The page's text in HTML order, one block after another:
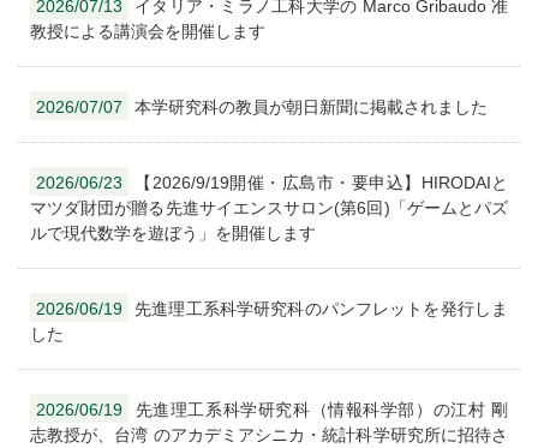
2026/07/13
イタリア・ミラノ工科大学の Marco Gribaudo 准
教授による講演会を開催します
2026/07/07 本学研究科の教員が朝日新聞に掲載されました
2026/06/23
【2026/9/19開催・広島市・要申込】HIRODAIと
マツダ財団が贈る先進サイエンスサロン(第6回)「ゲームとパズ
ルで現代数学を遊ぼう」を開催します
2026/06/19
先進理工系科学研究科のパンフレットを発行しま
した
2026/06/19
先進理⼯系科学研究科（情報科学部）の江村 剛
志教授が、台湾 のアカデミアシニカ・統計科学研究所に招待さ